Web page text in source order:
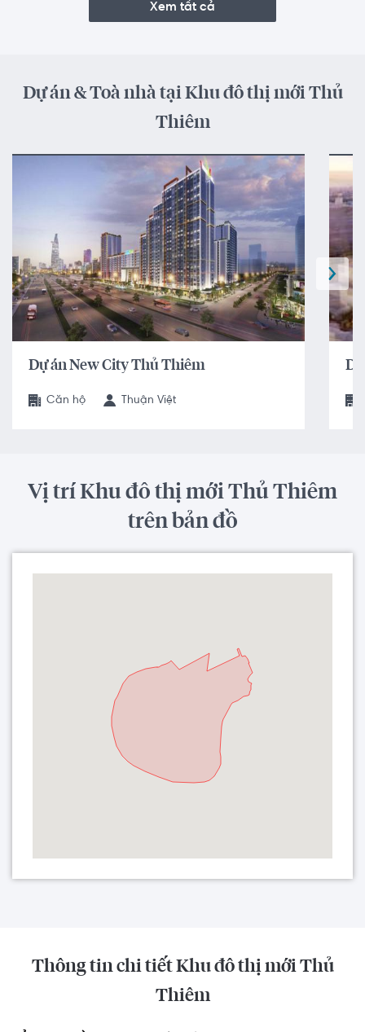
Xem tất cả
Dự án & Toà nhà tại Khu đô thị mới Thủ
Thiêm
Dự án New City Thủ Thiêm
Căn hộ Thuận Việt
Vị trí Khu đô thị mới Thủ Thiêm
trên bản đồ
Thông tin chi tiết Khu đô thị mới Thủ
Thiêm